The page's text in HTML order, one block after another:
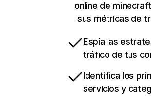
online de
sus métricas de
Espía las
tráfico de tus
Identifica los
servicios y